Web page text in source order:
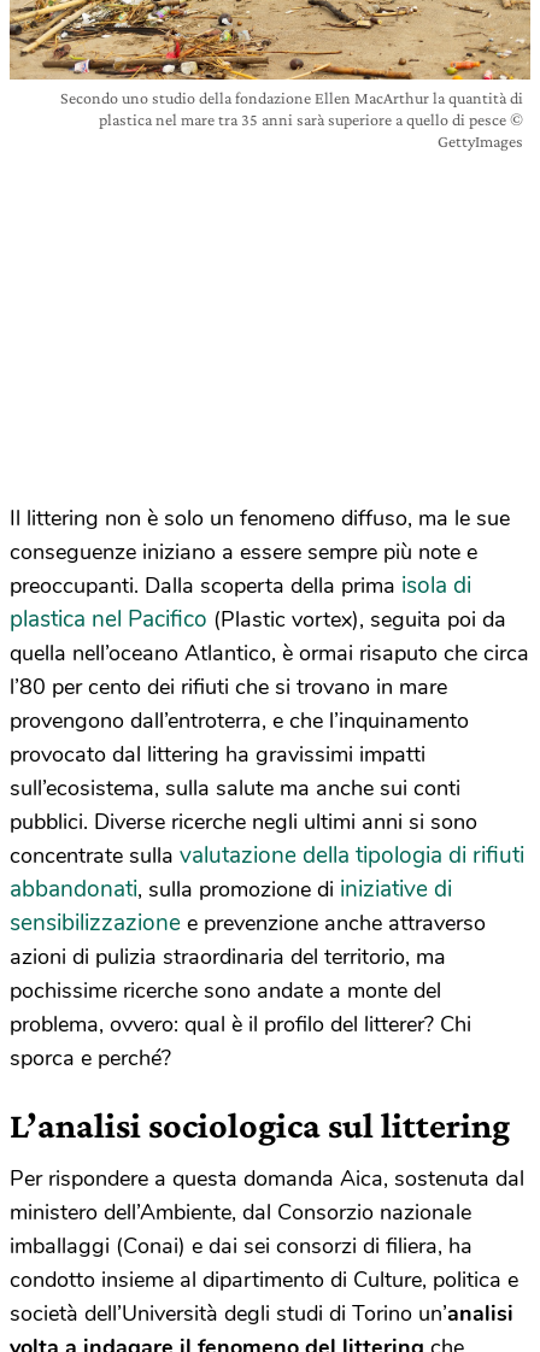
Secondo uno studio della fondazione Ellen MacArthur la quantità di
plastica nel mare tra 35 anni sarà superiore a quello di pesce ©
GettyImages
Il littering non è solo un fenomeno diffuso, ma le sue
conseguenze iniziano a essere sempre più note e
preoccupanti. Dalla scoperta della prima isola di
plastica nel Pacifico (Plastic vortex), seguita poi da
quella nell’oceano Atlantico, è ormai risaputo che circa
l’80 per cento dei rifiuti che si trovano in mare
provengono dall’entroterra, e che l’inquinamento
provocato dal littering ha gravissimi impatti
sull’ecosistema, sulla salute ma anche sui conti
pubblici. Diverse ricerche negli ultimi anni si sono
concentrate sulla valutazione della tipologia di rifiuti
abbandonati, sulla promozione di iniziative di
sensibilizzazione e prevenzione anche attraverso
azioni di pulizia straordinaria del territorio, ma
pochissime ricerche sono andate a monte del
problema, ovvero: qual è il profilo del litterer? Chi
sporca e perché?
L’analisi sociologica sul littering
Per rispondere a questa domanda Aica, sostenuta dal
ministero dell’Ambiente, dal Consorzio nazionale
imballaggi (Conai) e dai sei consorzi di filiera, ha
condotto insieme al dipartimento di Culture, politica e
società dell’Università degli studi di Torino un’analisi